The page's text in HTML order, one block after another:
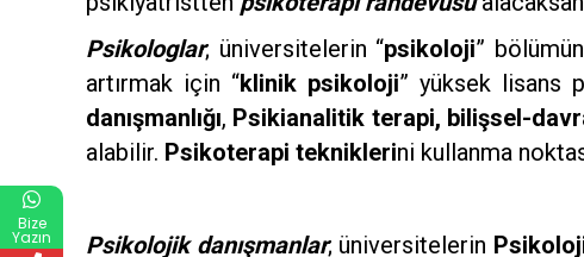
Psikologlar; üniversitelerin “psikoloji”
artırmak için “klinik psikoloji” yüksek lisans
danışmanlığı, Psikianalitik terapi, bilişsel-
alabilir. Psikoterapi tekniklerini kullanma
Psikolojik danışmanlar; üniversitelerin
Bize
Yazın